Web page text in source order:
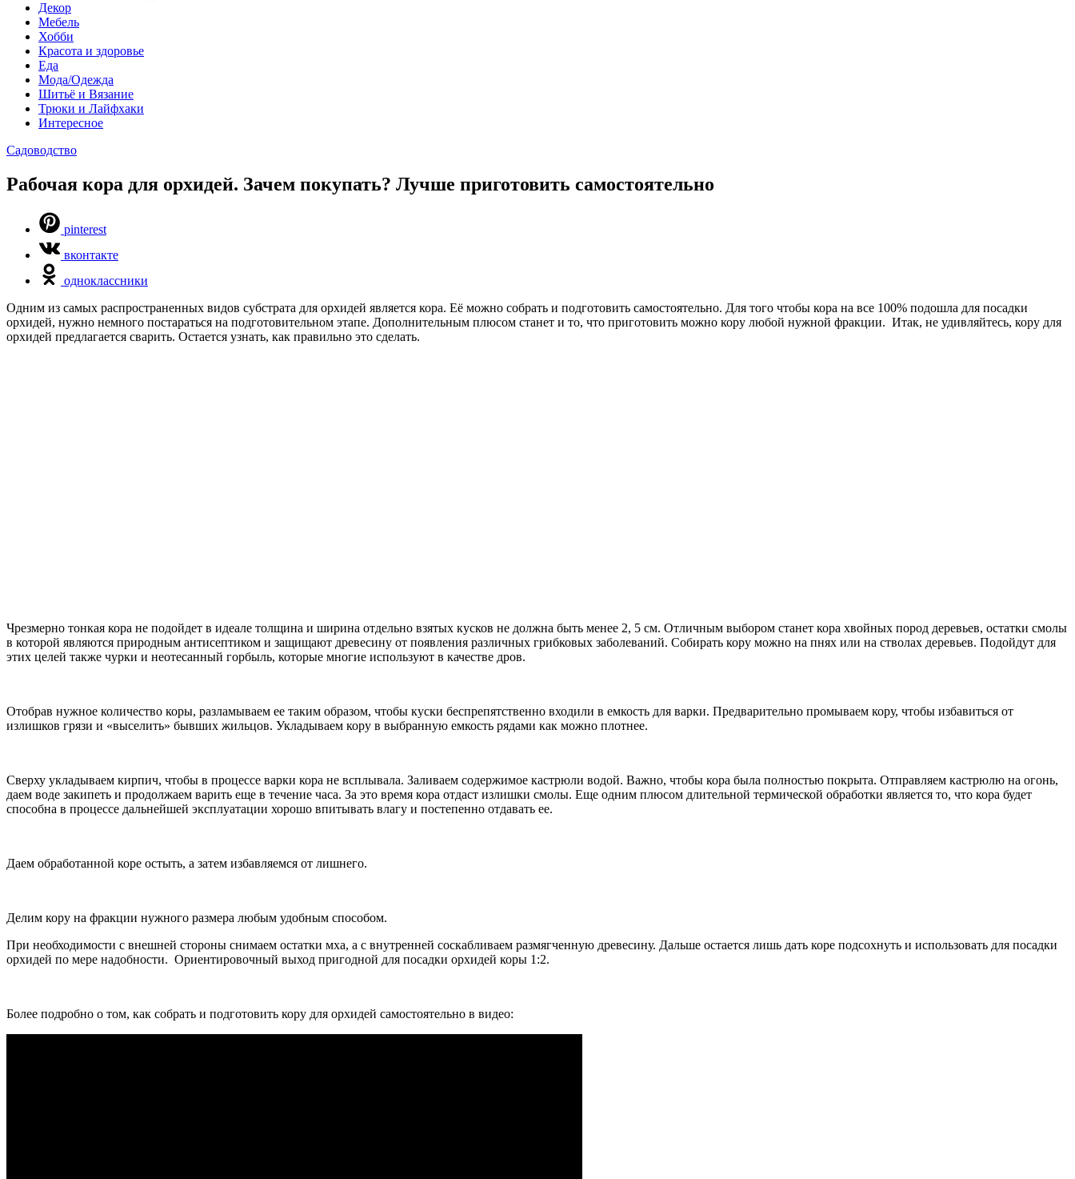
Декор
Мебель
Хобби
Красота и здоровье
Еда
Мода/Одежда
Шитьё и Вязание
Трюки и Лайфхаки
Интересное
Садоводство
Рабочая кора для орхидей. Зачем покупать? Лучше приготовить самостоятельно
pinterest
вконтакте
одноклассники
Одним из самых распространенных видов субстрата для орхидей является кора. Её можно собрать и подготовить самостоятельно. Для того чтобы кора на все 100% подошла для посадки
орхидей, нужно немного постараться на подготовительном этапе. Дополнительным плюсом станет и то, что приготовить можно кору любой нужной фракции. Итак, не удивляйтесь, кору для
орхидей предлагается сварить. Остается узнать, как правильно это сделать.
Чрезмерно тонкая кора не подойдет в идеале толщина и ширина отдельно взятых кусков не должна быть менее 2, 5 см. Отличным выбором станет кора хвойных пород деревьев, остатки смолы
в которой являются природным антисептиком и защищают древесину от появления различных грибковых заболеваний. Собирать кору можно на пнях или на стволах деревьев. Подойдут для
этих целей также чурки и неотесанный горбыль, которые многие используют в качестве дров.
Отобрав нужное количество коры, разламываем ее таким образом, чтобы куски беспрепятственно входили в емкость для варки. Предварительно промываем кору, чтобы избавиться от
излишков грязи и «выселить» бывших жильцов. Укладываем кору в выбранную емкость рядами как можно плотнее.
Сверху укладываем кирпич, чтобы в процессе варки кора не всплывала. Заливаем содержимое кастрюли водой. Важно, чтобы кора была полностью покрыта. Отправляем кастрюлю на огонь,
даем воде закипеть и продолжаем варить еще в течение часа. За это время кора отдаст излишки смолы. Еще одним плюсом длительной термической обработки является то, что кора будет
способна в процессе дальнейшей эксплуатации хорошо впитывать влагу и постепенно отдавать ее.
Даем обработанной коре остыть, а затем избавляемся от лишнего.
Делим кору на фракции нужного размера любым удобным способом.
При необходимости с внешней стороны снимаем остатки мха, а с внутренней соскабливаем размягченную древесину. Дальше остается лишь дать коре подсохнуть и использовать для посадки
орхидей по мере надобности. Ориентировочный выход пригодной для посадки орхидей коры 1:2.
Более подробно о том, как собрать и подготовить кору для орхидей самостоятельно в видео: